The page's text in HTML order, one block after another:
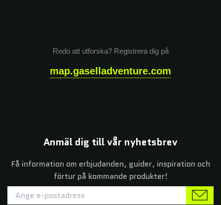
Redo att utforska? Registrera dig på
map.gaselladventure.com
Anmäl dig till vår nyhetsbrev
Få information om erbjudanden, guider, inspiration och
förtur på kommande produkter!